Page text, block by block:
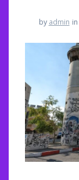
by admin in